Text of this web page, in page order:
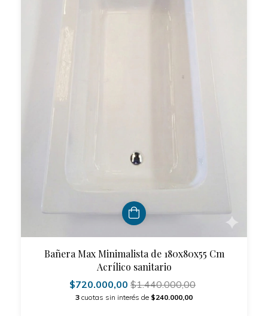
Bañera Max Minimalista de 180x80x55 Cm
Acrílico sanitario
$720.000,00 $1.440.000,00
3 cuotas sin interés de $240.000,00